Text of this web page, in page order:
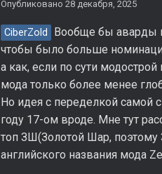
Опубликовано 28 декабря, 2025
CiberZold
Вообще бы аварды
чтобы было больше
а как, если по сути
мода только более менее
Но идея с переделкой самой
году 17-ом вроде. Мне тут
топ ЗШ(Золотой Шар, поэтому
английского названия мода